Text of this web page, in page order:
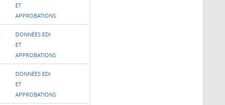
ET
APPROBATIONS
DONNÉES EDI
ET
APPROBATIONS
DONNÉES EDI
ET
APPROBATIONS